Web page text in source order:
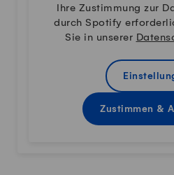
Ihre Zustimmung zur
durch Spotify
Sie in unserer
Zustimmen &